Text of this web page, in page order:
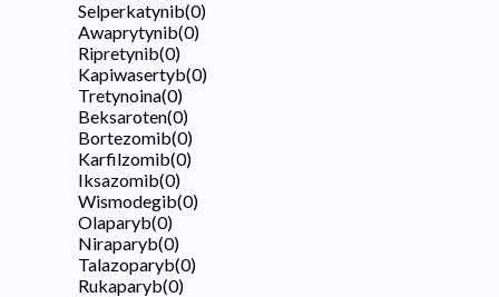
Selperkatynib(0)
Awaprytynib(0)
Ripretynib(0)
Kapiwasertyb(0)
Tretynoina(0)
Beksaroten(0)
Bortezomib(0)
Karfilzomib(0)
Iksazomib(0)
Wismodegib(0)
Olaparyb(0)
Niraparyb(0)
Talazoparyb(0)
Rukaparyb(0)